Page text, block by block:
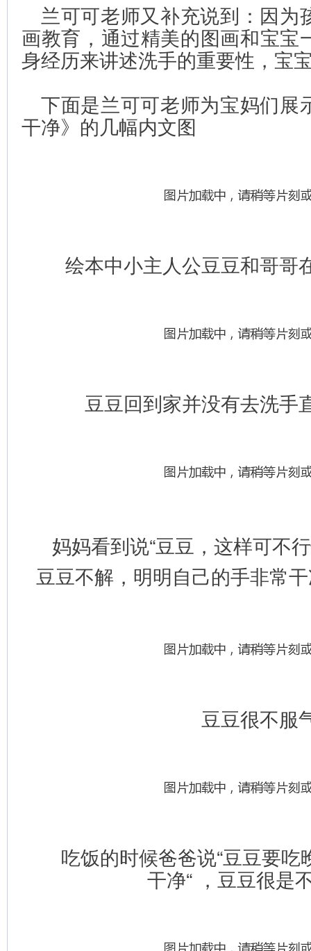
兰可可老师又补充说到：因为
画教育，通过精美的图画和宝宝
身经历来讲述洗手的重要性，宝
下面是兰可可老师为宝妈们展
干净》的几幅内文图
绘本中小主人公豆豆和哥哥
豆豆回到家并没有去洗手
妈妈看到说“豆豆，这样可不
豆豆不解，明明自己的手非常
豆豆很不服
吃饭的时候爸爸说“豆豆要吃
干净“ ，豆豆很是